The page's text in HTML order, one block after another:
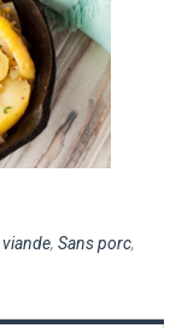
, Sans porc,